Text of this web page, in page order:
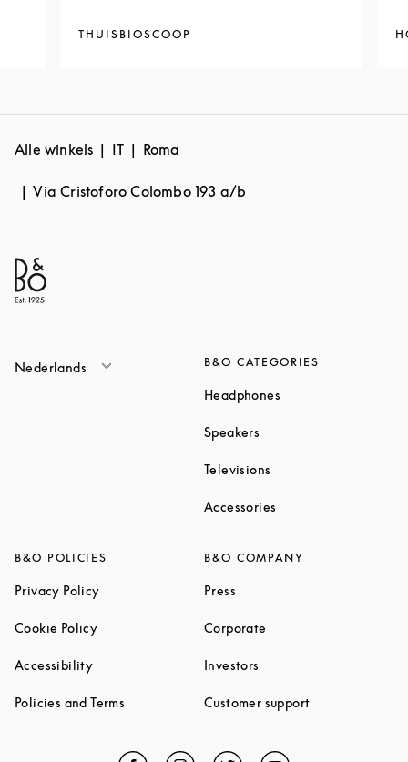
THUISBIOSCOOP
Alle winkels IT Roma
Via Cristoforo Colombo 193 a/b
Nederlands B&O CATEGORIES
Headphones
Speakers
Televisions
Accessories
B&O POLICIES
Privacy PolicyLink Opens in New Tab
Cookie PolicyLink Opens in New Tab
AccessibilityLink Opens in New Tab
Policies and Terms Link Opens in New Tab
B&O COMPANY
Press
Corporate
Investors
Customer supportLink Opens in